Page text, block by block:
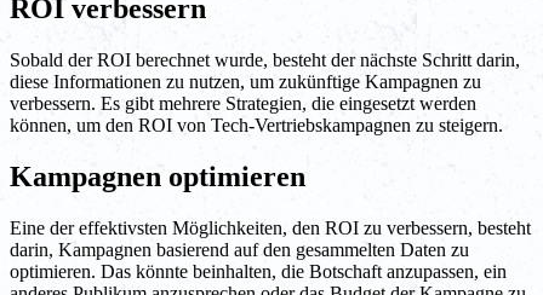
ROI verbessern
Sobald der ROI berechnet wurde, besteht der nächste Schritt darin,
diese Informationen zu nutzen, um zukünftige Kampagnen zu
verbessern. Es gibt mehrere Strategien, die eingesetzt werden
können, um den ROI von Tech-Vertriebskampagnen zu steigern.
Kampagnen optimieren
Eine der effektivsten Möglichkeiten, den ROI zu verbessern, besteht
darin, Kampagnen basierend auf den gesammelten Daten zu
optimieren. Das könnte beinhalten, die Botschaft anzupassen, ein